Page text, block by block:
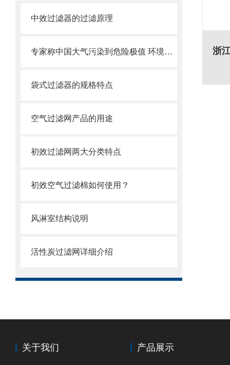
中效过滤器的过滤原理
专家称中国大气污染到危险极值 环境治理刻不容缓
袋式过滤器的规格特点
空气过滤网产品的用途
初效过滤网两大分类特点
初效空气过滤棉如何使用？
风淋室结构说明
活性炭过滤网详细介绍
关于我们 产品展示